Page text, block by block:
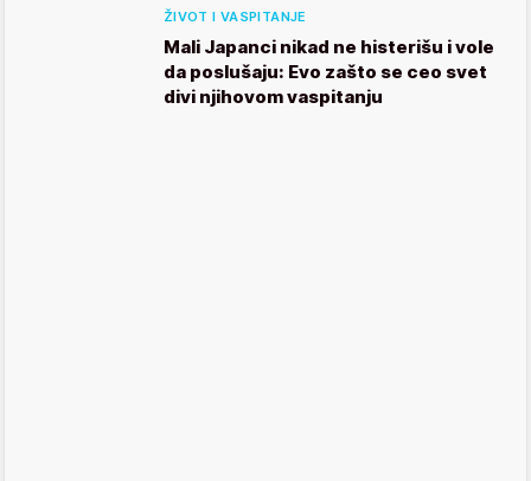
ŽIVOT I VASPITANJE
Mali Japanci nikad ne histerišu i vole
da poslušaju: Evo zašto se ceo svet
divi njihovom vaspitanju